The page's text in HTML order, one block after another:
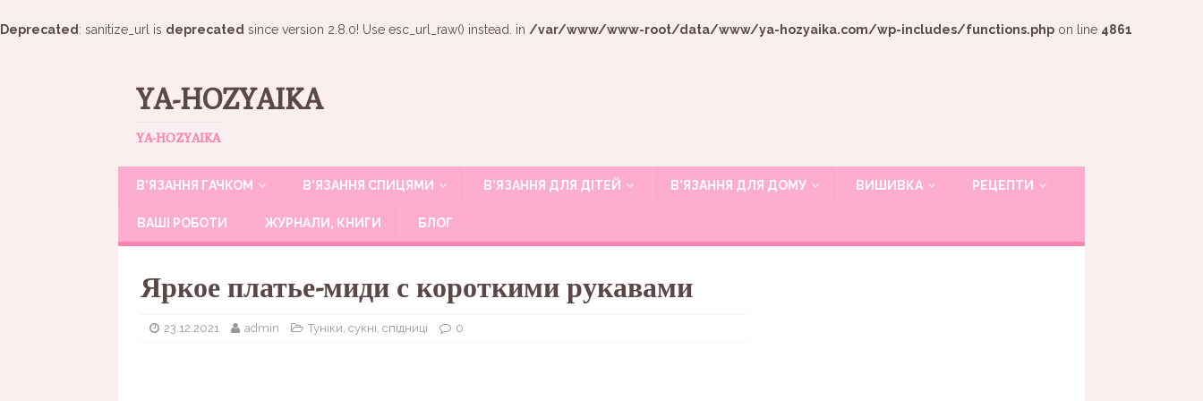
Deprecated : sanitize_url is deprecated since version 2.8.0! Use esc_url_raw() instead. in /var/www/www-root/data/www/ya-hozyaika.com/wp-includes/functions.php on line 4861
YA-HOZYAIKA
YA-HOZYAIKA
В’ЯЗАННЯ ГАЧКОМ В’ЯЗАННЯ СПИЦЯМИ В’ЯЗАННЯ ДЛЯ ДІТЕЙ В’ЯЗАННЯ ДЛЯ ДОМУ ВИШИВКА РЕЦЕПТИ
ВАШІ РОБОТИ ЖУРНАЛИ, КНИГИ БЛОГ
Яркое платье-миди с короткими рукавами
23.12.2021 admin Туніки, сукні, спідниці 0